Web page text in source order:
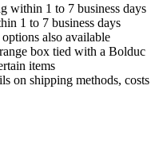
within 1 to 7 business days
1 to 7 business days
also available
box tied with a Bolduc
items
on shipping methods, costs